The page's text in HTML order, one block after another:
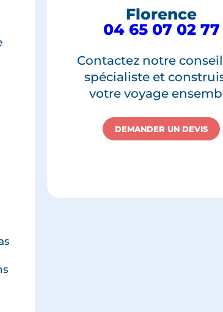
Florence
04 65 07 02 77
Contactez notre
spécialiste et
votre voyage
DEMANDER UN DEVIS